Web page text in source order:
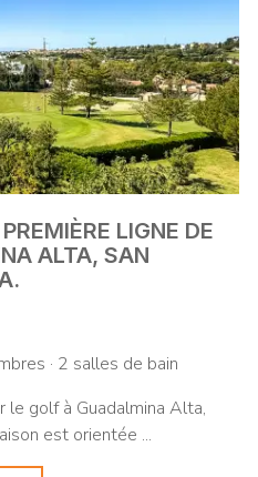
LIGNE DE
ALTA, SAN
· 2 salles de bain
golf à Guadalmina Alta,
est orientée ...